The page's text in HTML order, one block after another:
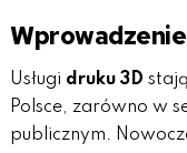
Usługi druku 3D
Polsce, zarówno w
publicznym.